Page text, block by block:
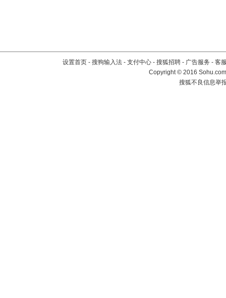
设置首页 - 搜狗输入法 - 支付中心 - 搜狐招聘 - 广告服务 - 客
Copyright©2016
搜狐不良信息举